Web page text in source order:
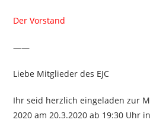
Der Vorstand
——
Liebe Mitglieder des EJC
Ihr seid herzlich eingeladen zur
2020 am 20.3.2020 ab 19:30 Uhr